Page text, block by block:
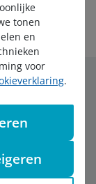
tonen
en
voor
.